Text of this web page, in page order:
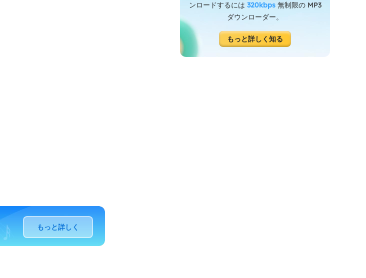
もっと詳しく
ンロードするには 320kbps無制限の MP3
ダウンローダー。
もっと詳しく知る